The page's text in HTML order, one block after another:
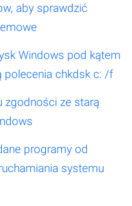
aby sprawdzić
Windows pod kątem
polecenia chkdsk c: /f
zgodności ze starą
programy od
systemu